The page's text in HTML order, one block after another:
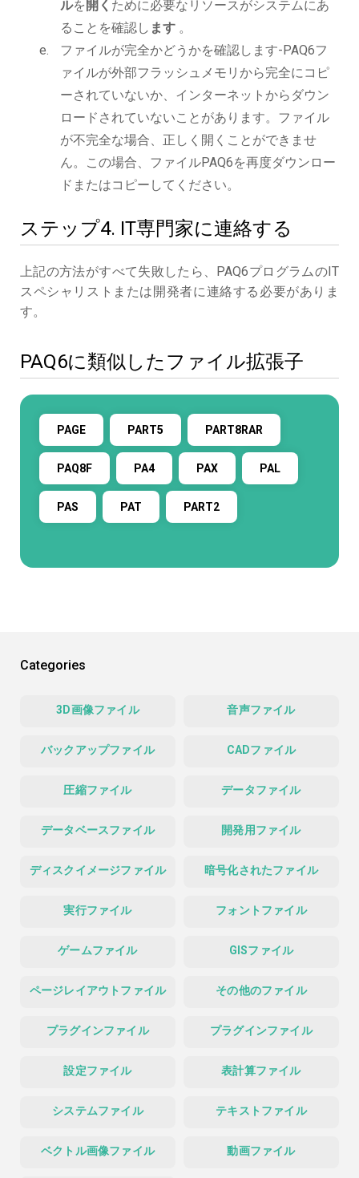
ルを 開く ために必要なリソースがシステムにあ
ることを確認し ます 。
ファイルが完全かどうかを確認します-PAQ6フ
ァイルが外部フラッシュメモリから完全にコピ
ーされていないか、インターネットからダウン
ロードされていないことがあります。ファイル
が不完全な場合、正しく開くことができませ
ん。この場合、ファイルPAQ6を再度ダウンロー
ドまたはコピーしてください。
ステップ4. IT専門家に連絡する
上記の方法がすべて失敗したら、PAQ6プログラムのIT
スペシャリストまたは開発者に連絡する必要がありま
す。
PAQ6に類似したファイル拡張子
PAGE PART5 PART8RAR
PAQ8F PA4 PAX PAL
PAS PAT PART2
Categories
3D画像ファイル 音声ファイル
バックアップファイル CADファイル
圧縮ファイル データファイル
データベースファイル 開発用ファイル
ディスクイメージファイル 暗号化されたファイル
実行ファイル フォントファイル
ゲームファイル GISファイル
ページレイアウトファイル その他のファイル
プラグインファイル プラグインファイル
設定ファイル 表計算ファイル
システムファイル テキストファイル
ベクトル画像ファイル 動画ファイル